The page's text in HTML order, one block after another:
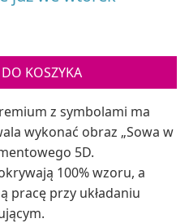
KOSZYKA
z symbolami ma
wykonać obraz „Sowa w
5D.
100% wzoru, a
pracę przy układaniu